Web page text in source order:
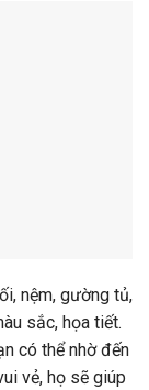
nệm, gường tủ,
sắc, họa tiết.
có thể nhờ đến
vẻ, họ sẽ giúp